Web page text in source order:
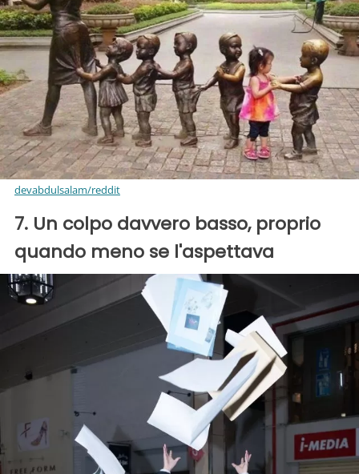
devabdulsalam/reddit
7. Un colpo davvero basso, proprio
quando meno se l'aspettava